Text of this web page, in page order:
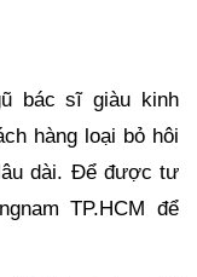
bác sĩ giàu kinh
hàng loại bỏ hôi
dài. Để được tư
TP.HCM để